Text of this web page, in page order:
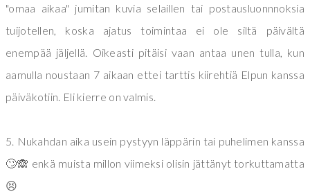
"omaa aikaa" jumitan kuvia selaillen tai postausluonnnoksia
tuijotellen, koska ajatus toimintaa ei ole siltä päivältä
enempää jäljellä. Oikeasti pitäisi vaan antaa unen tulla, kun
aamulla noustaan 7 aikaan ettei tarttis kiirehtiä Elpun kanssa
päiväkotiin. Eli kierre on valmis.
5. Nukahdan aika usein pystyyn läppärin tai puhelimen kanssa
🙄🙈 enkä muista millon viimeksi olisin jättänyt torkuttamatta
😣